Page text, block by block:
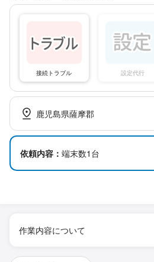
接続トラブル 設定代行
鹿児島県薩摩郡
依頼内容： 端末数1台
作業内容について